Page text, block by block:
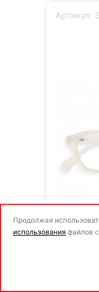
Артикул:
Продолжая
использования файлов